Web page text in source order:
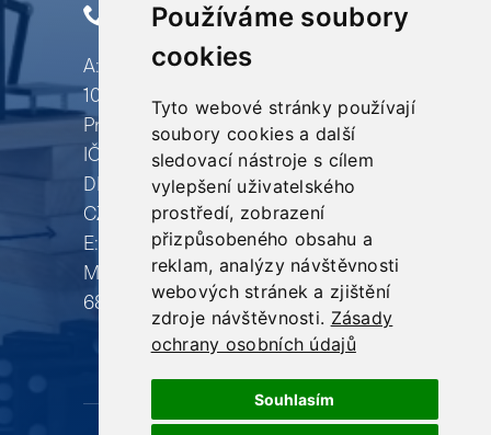
Používáme soubory
cookies
Tyto webové stránky používají
soubory cookies a další
sledovací nástroje s cílem
vylepšení uživatelského
prostředí, zobrazení
přizpůsobeného obsahu a
reklam, analýzy návštěvnosti
webových stránek a zjištění
zdroje návštěvnosti. Zásady
ochrany osobních údajů
Souhlasím
A: Revoluční
1044/23 –
Praha 1 – 110 00
IČ: 067 96 010
DIČ:
CZ06796010
E: info@produkujeme.cz
M: +420 732 80
68 98
Termín
Školení
Volební
kampaně
Reference